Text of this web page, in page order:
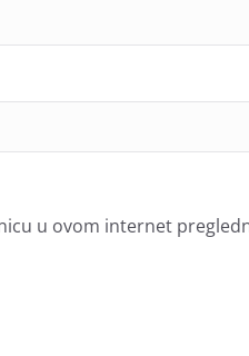
u ovom internet